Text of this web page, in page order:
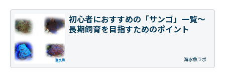
海水魚ラボ
初心者におすすめの「サンゴ」一覧～
長期飼育を目指すためのポイント